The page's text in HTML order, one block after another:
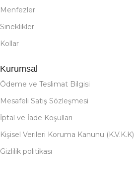
Menfezler
Sineklikler
Kollar
Kurumsal
Ödeme ve Teslimat Bilgisi
Mesafeli Satış Sözleşmesi
İptal ve İade Koşulları
Kişisel Verileri Koruma Kanunu (K.V.K.K)
Gizlilik politikası